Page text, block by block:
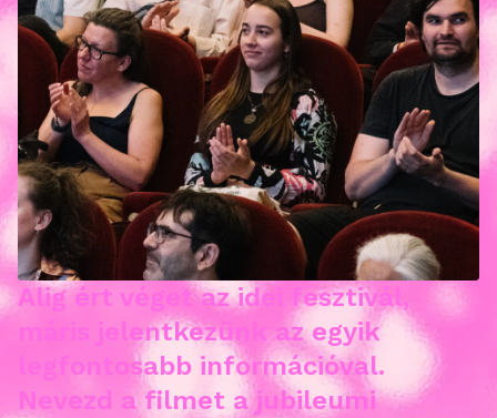
Alig ért véget az idei fesztivál,
máris jelentkezünk az egyik
legfontosabb információval.
Nevezd a filmet a jubileumi